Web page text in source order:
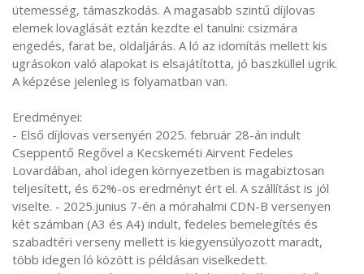
ütemesség, támaszkodás. A magasabb szintű díjlovas
elemek lovaglását eztán kezdte el tanulni: csizmára
engedés, farat be, oldaljárás. A ló az idomítás mellett kis
ugrásokon való alapokat is elsajátította, jó baszküllel ugrik.
A képzése jelenleg is folyamatban van.
Eredményei:
- Első díjlovas versenyén 2025. február 28-án indult
Cseppentő Regővel a Kecskeméti Airvent Fedeles
Lovardában, ahol idegen környezetben is magabiztosan
teljesített, és 62%-os eredményt ért el. A szállítást is jól
viselte. - 2025.junius 7-én a mórahalmi CDN-B versenyen
két számban (A3 és A4) indult, fedeles bemelegítés és
szabadtéri verseny mellett is kiegyensúlyozott maradt,
több idegen ló között is példásan viselkedett.